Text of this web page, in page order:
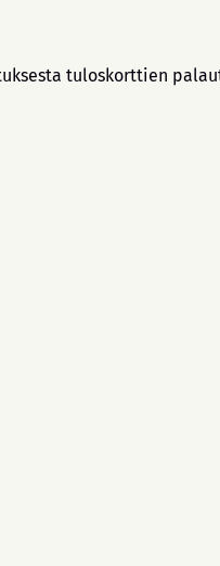
tuloskorttien